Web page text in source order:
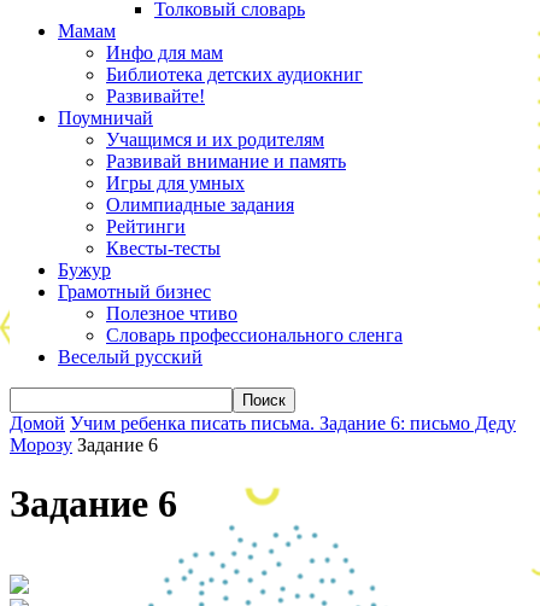
Толковый словарь
Мамам
Инфо для мам
Библиотека детских аудиокниг
Развивайте!
Поумничай
Учащимся и их родителям
Развивай внимание и память
Игры для умных
Олимпиадные задания
Рейтинги
Квесты-тесты
Бужур
Грамотный бизнес
Полезное чтиво
Словарь профессионального сленга
Веселый русский
Домой Учим ребенка писать письма. Задание 6: письмо Деду
Морозу Задание 6
Задание 6